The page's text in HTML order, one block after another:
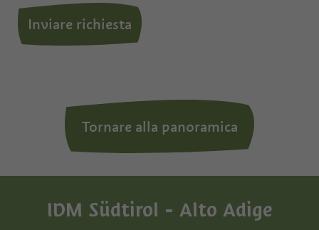
Inviare richiesta
Tornare alla panoramica
IDM Südtirol - Alto Adige